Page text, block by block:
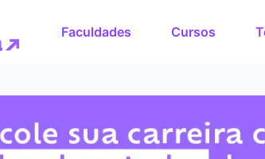
Faculdades Cursos
Faça o curso
Encontre bolsas de